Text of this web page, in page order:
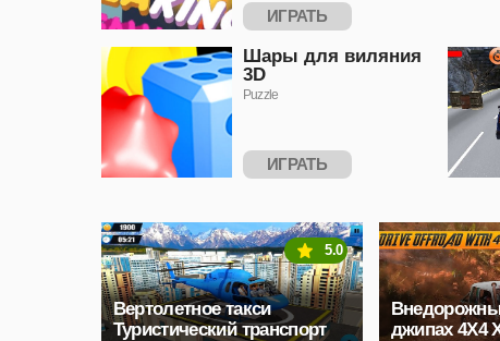
ИГРАТЬ
Шары для виляния
3D
Puzzle
ИГРАТЬ
Вертолетное такси
Туристический транспорт
5.0
джипах 4X4